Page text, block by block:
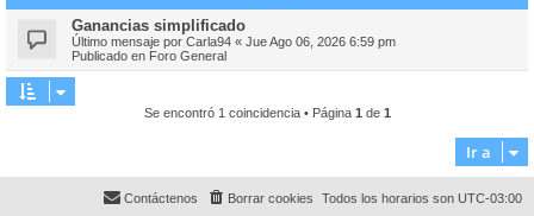
Ganancias simplificado
Último mensaje por Carla94 « Jue Ago 06, 2026 6:59 pm
Publicado en Foro General
Se encontró 1 coincidencia • Página 1 de 1
Ir a
Todos los horarios son UTC-03:00
Borrar cookies
Contáctenos